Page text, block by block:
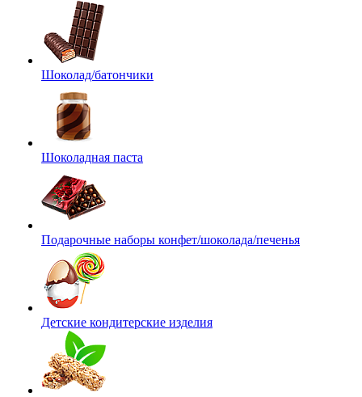
Шоколад/батончики
Шоколадная паста
Подарочные наборы конфет/шоколада/печенья
Детские кондитерские изделия